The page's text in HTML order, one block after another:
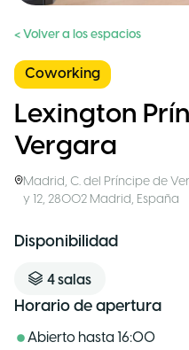
< Volver a los espacios
Coworking
Lexington
Vergara
Madrid, C. del Príncipe de
y 12, 28002 Madrid, España
Disponibilidad
4salas
Horario de apertura
Abierto hasta 16:00